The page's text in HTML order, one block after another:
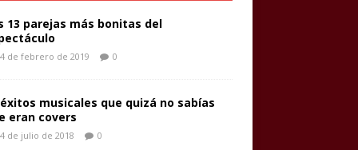
13 parejas más bonitas del
de febrero de 2019 0
musicales que quizá no sabías
eran covers
de julio de 2018 0